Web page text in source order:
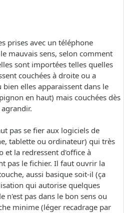
prises avec un téléphone
mauvais sens, selon comment
sont importées telles quelles
couchées à droite ou a
elles apparaissent dans le
en haut) mais couchées dès
pas se fier aux logiciels de
tablette ou ordinateur) qui très
et la redressent d'office à
pas le fichier. Il faut ouvrir la
aussi basique soit-il (ça
qui autorise quelques
n'est pas dans le bon sens ou
minime (léger recadrage par